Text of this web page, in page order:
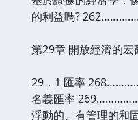
的利益嗎?
第29章 開放經濟
29．1 匯率
名義匯率
浮動的、有管理的